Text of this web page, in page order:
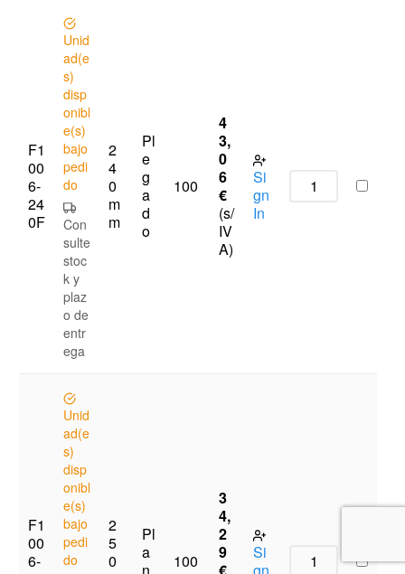
F1
00
6-
24
0F
Unid
ad(e
s)
disp
onibl
e(s)
bajo
pedi
do
Con
sulte
stoc
k y
plaz
o de
entr
ega
2
4
0
m
m
Pl
e
g
a
d
o
100
4
3,
0
6
€
(s/
IV
A)
Si
gn
In
F1
00
6-
Unid
ad(e
s)
disp
onibl
e(s)
bajo
pedi
do
2
5
0
Pl
a
n
100
3
4,
2
9
€
Si
gn